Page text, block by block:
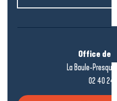
Office de
La Baule-
02 40